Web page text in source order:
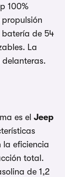
100%
batería de 54
La
delanteras.
es el Jeep
la eficiencia
total.
de 1,2